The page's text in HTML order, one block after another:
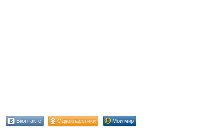
Вконтакте Одноклассники Мой мир